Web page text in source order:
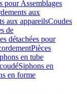
pour Assemblages
aux
aux appareilsCoudes
de
détachées pour
Pièces
en tube
Siphons en
en forme